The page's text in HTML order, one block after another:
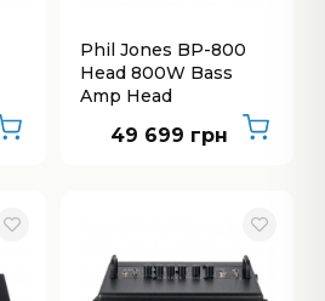
Phil Jones BP-800
Head 800W Bass
Amp Head
49 699 грн